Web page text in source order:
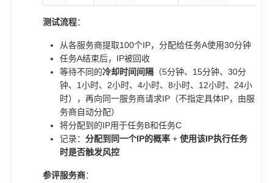
测试流程：
从各服务商提取100个IP，分配给任务A使用30分钟
任务A结束后，IP被回收
等待不同的冷却时间间隔 （5分钟、15分钟、30分
钟、1小时、2小时、4小时、8小时、12小时、24小
时），再向同一服务商请求IP（不指定具体IP，由服
务商自动分配）
将分配到的IP用于任务B和任务C
记录： 分配到同一个IP的概率 + 使用该IP执行任务
时是否触发风控
参评服务商：